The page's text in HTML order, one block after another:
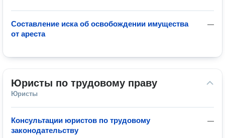
—
Составление иска об освобождении имущества
от ареста
Юристы по трудовому праву
Юристы
—
Консультации юристов по трудовому
законодательству